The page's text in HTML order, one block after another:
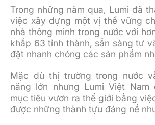
Trong những năm qua, Lumi đã
việc xây dựng một vị thế vững
nhà thông minh trong nước với
khắp 63 tỉnh thành, sẵn sàng tư
đặt nhanh chóng các sản phẩm
Mặc dù thị trường trong nước
năng lớn nhưng Lumi Việt
mục tiêu vươn ra thế giới bằng
được những thành tựu đáng nể